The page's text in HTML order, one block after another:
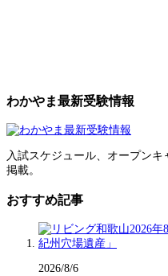
わかやま最新受験情報
入試スケジュール、オープン
掲載。
おすすめ記事
2026/8/6